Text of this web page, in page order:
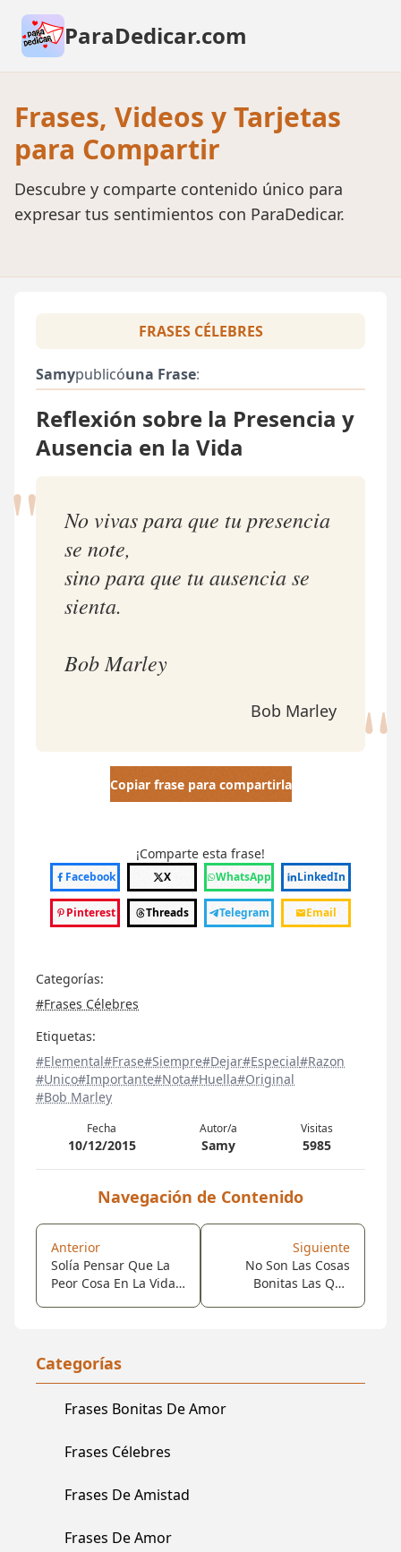
ParaDedicar.com
Frases, Videos y Tarjetas
para Compartir
Descubre y comparte contenido único para
expresar tus sentimientos con ParaDedicar.
Categorías
Frases Bonitas De Amor
Frases Célebres
Frases De Amistad
Frases De Amor
FRASES CÉLEBRES
Samypublicóuna Frase:
Reflexión sobre la Presencia y
Ausencia en la Vida
"
"
No vivas para que tu presencia
se note,
sino para que tu ausencia se
sienta.
Bob Marley
Bob Marley
Copiar frase para compartirla
¡Comparte esta frase!
Facebook X WhatsApp LinkedIn
Pinterest Threads Telegram Email
Categorías:
#Frases Célebres
Etiquetas:
#Elemental#Frase#Siempre#Dejar#Especial#Razon
#Unico#Importante#Nota#Huella#Original
#Bob Marley
Fecha
10/12/2015
Autor/a
Samy
Visitas
5985
Navegación de Contenido
Anterior
Solía Pensar Que La
Peor Cosa En La Vida
Terminar Con Alguien
Que Te Hace Sentir
Siguiente
No Son Las Cosas
Bonitas Las Que